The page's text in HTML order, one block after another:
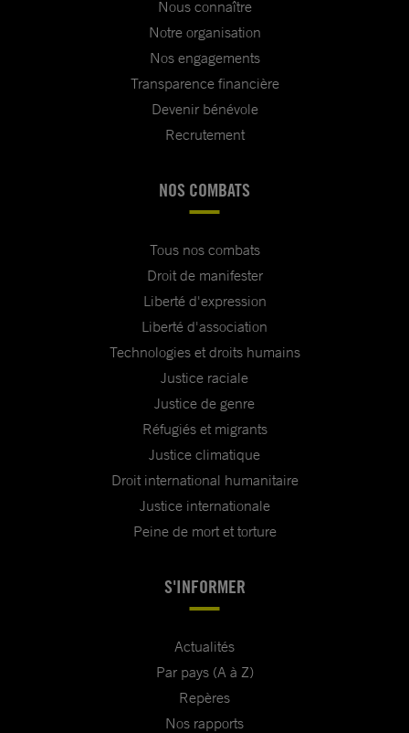
Nous connaître
Notre organisation
Nos engagements
Transparence financière
Devenir bénévole
Recrutement
NOS COMBATS
Tous nos combats
Droit de manifester
Liberté d'expression
Liberté d'association
Technologies et droits humains
Justice raciale
Justice de genre
Réfugiés et migrants
Justice climatique
Droit international humanitaire
Justice internationale
Peine de mort et torture
S'INFORMER
Actualités
Par pays (A à Z)
Repères
Nos rapports